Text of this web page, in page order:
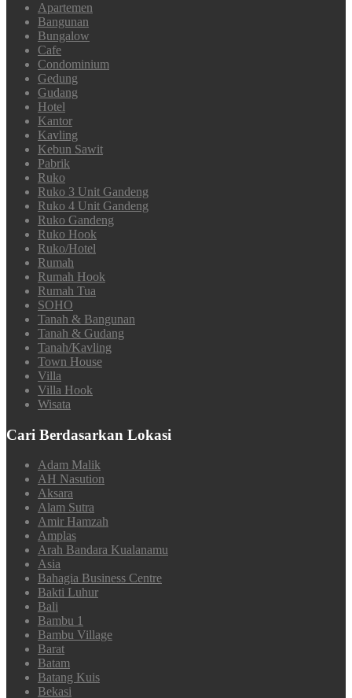
Apartemen
Bangunan
Bungalow
Cafe
Condominium
Gedung
Gudang
Hotel
Kantor
Kavling
Kebun Sawit
Pabrik
Ruko
Ruko 3 Unit Gandeng
Ruko 4 Unit Gandeng
Ruko Gandeng
Ruko Hook
Ruko/Hotel
Rumah
Rumah Hook
Rumah Tua
SOHO
Tanah & Bangunan
Tanah & Gudang
Tanah/Kavling
Town House
Villa
Villa Hook
Wisata
Cari Berdasarkan Lokasi
Adam Malik
AH Nasution
Aksara
Alam Sutra
Amir Hamzah
Amplas
Arah Bandara Kualanamu
Asia
Bahagia Business Centre
Bakti Luhur
Bali
Bambu 1
Bambu Village
Barat
Batam
Batang Kuis
Bekasi